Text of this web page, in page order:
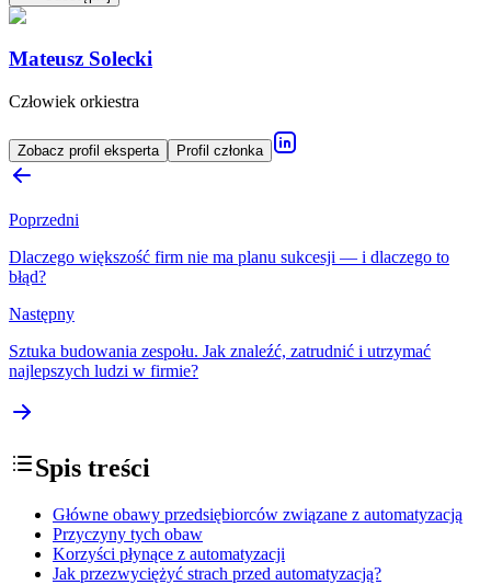
Mateusz Solecki
Człowiek orkiestra
Zobacz profil eksperta Profil członka
Poprzedni
Dlaczego większość firm nie ma planu sukcesji — i dlaczego to
błąd?
Następny
Sztuka budowania zespołu. Jak znaleźć, zatrudnić i utrzymać
najlepszych ludzi w firmie?
Spis treści
Główne obawy przedsiębiorców związane z automatyzacją
Przyczyny tych obaw
Korzyści płynące z automatyzacji
Jak przezwyciężyć strach przed automatyzacją?